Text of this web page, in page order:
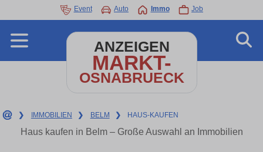
Event Auto Immo Job
ANZEIGEN
MARKT-
OSNABRUECK
❯ IMMOBILIEN ❯ BELM ❯ HAUS-KAUFEN
Haus kaufen in Belm – Große Auswahl an Immobilien